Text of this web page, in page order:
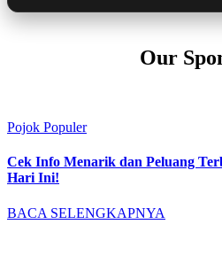
Our
Pojok Populer
Cek Info Menarik dan Peluang
Hari Ini!
BACA SELENGKAPNYA